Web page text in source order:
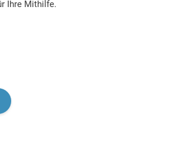
Ihre Mithilfe.